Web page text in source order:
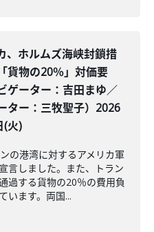
、ホルムズ海峡封鎖措
貨物の20％」対価要
ゲーター：吉田まゆ／
ター：三牧聖子）2026
(火)
の港湾に対するアメリカ軍
言しました。また、トラン
過する貨物の20％の費用負
います。両国...